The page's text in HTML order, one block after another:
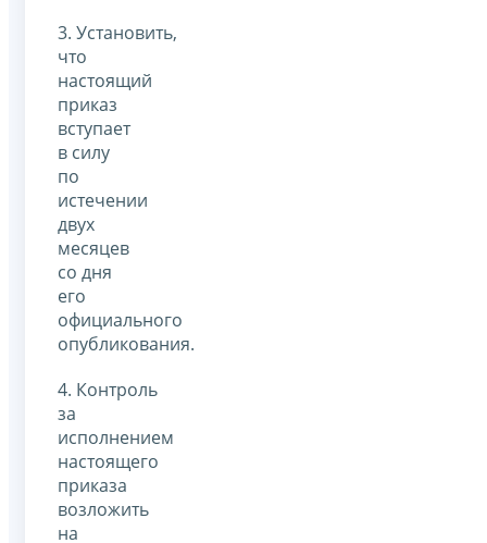
3. Установить,
что
настоящий
приказ
вступает
в силу
по
истечении
двух
месяцев
со дня
его
официального
опубликования.
4. Контроль
за
исполнением
настоящего
приказа
возложить
на